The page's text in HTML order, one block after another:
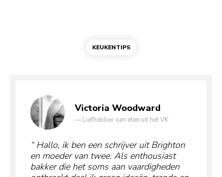
KEUKENTIPS
Victoria Woodward
— Liefhebber van eten uit het VK
Hallo, ik ben een schrijver uit Brighton
en moeder van twee. Als enthousiast
bakker die het soms aan vaardigheden